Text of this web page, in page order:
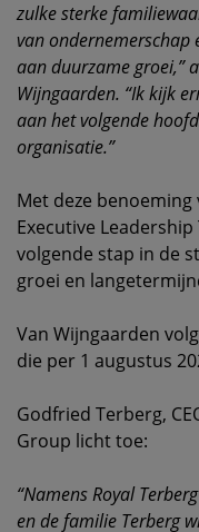
zulke sterke
van ondernemerschap
aan duurzame groei,”
Wijngaarden. “Ik kijk
aan het volgende
organisatie.”
Met deze
Executive
volgende stap in de
groei en
Van Wijngaarden
die per 1 augustus
Godfried Terberg,
Group licht toe:
“Namens Royal
en de familie Terberg